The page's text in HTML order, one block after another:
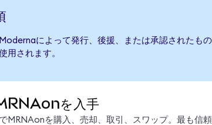
によって発行、後援、または承認されたも
用されます。
を入手
MRNAonを購入、売却、取引、スワップ。最も信頼